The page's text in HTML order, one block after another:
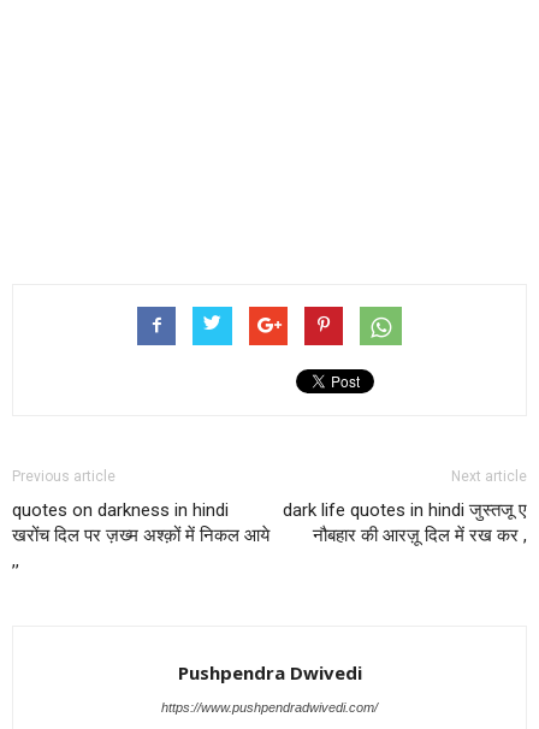
Previous article
quotes on darkness in hindi
खरोंच दिल पर ज़ख्म अश्क़ों में निकल आये
,,
Next article
dark life quotes in hindi जुस्तजू ए
नौबहार की आरज़ू दिल में रख कर ,
Pushpendra Dwivedi
https://www.pushpendradwivedi.com/